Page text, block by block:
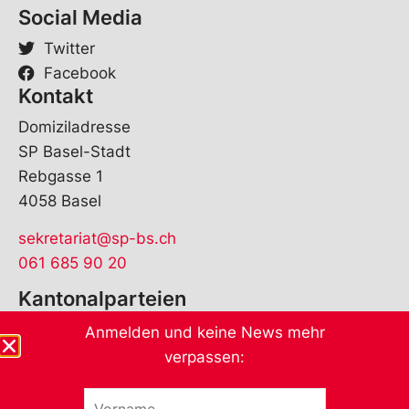
Social Media
Twitter
Facebook
Kontakt
Domiziladresse
SP Basel-Stadt
Rebgasse 1
4058 Basel
sekretariat@sp-bs.ch
061 685 90 20
Kantonalparteien
Anmelden und keine News mehr
verpassen: